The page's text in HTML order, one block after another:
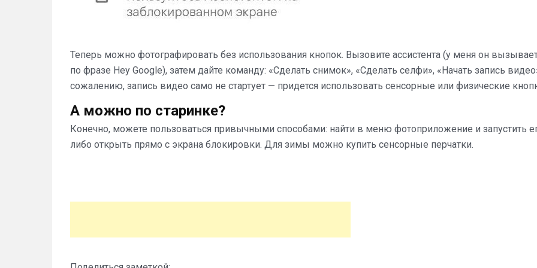
Теперь можно фотографировать без использования кнопок. Вызовите ассистента (у меня он
по фразе Hey Google), затем дайте команду: «Сделать снимок», «Сделать селфи», «Начать запись
сожалению, запись видео само не стартует — придется использовать сенсорные или физические
А можно по старинке?
Конечно, можете пользоваться привычными способами: найти в меню фотоприложение и запустить
либо открыть прямо с экрана блокировки. Для зимы можно купить сенсорные перчатки.